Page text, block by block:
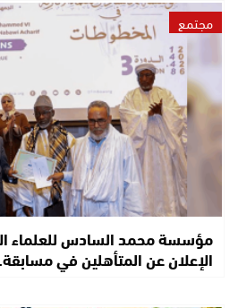
مجتمع
مؤسسة محمد السادس للعلماء
الإعلان عن المتأهلين في